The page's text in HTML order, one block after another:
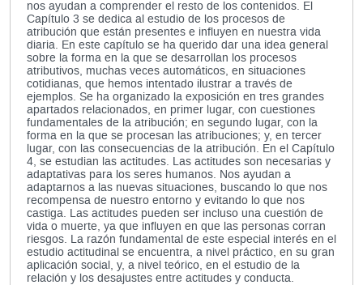
nos ayudan a comprender el resto de los contenidos. El
Capítulo 3 se dedica al estudio de los procesos de
atribución que están presentes e influyen en nuestra vida
diaria. En este capítulo se ha querido dar una idea general
sobre la forma en la que se desarrollan los procesos
atributivos, muchas veces automáticos, en situaciones
cotidianas, que hemos intentado ilustrar a través de
ejemplos. Se ha organizado la exposición en tres grandes
apartados relacionados, en primer lugar, con cuestiones
fundamentales de la atribución; en segundo lugar, con la
forma en la que se procesan las atribuciones; y, en tercer
lugar, con las consecuencias de la atribución. En el Capítulo
4, se estudian las actitudes. Las actitudes son necesarias y
adaptativas para los seres humanos. Nos ayudan a
adaptarnos a las nuevas situaciones, buscando lo que nos
recompensa de nuestro entorno y evitando lo que nos
castiga. Las actitudes pueden ser incluso una cuestión de
vida o muerte, ya que influyen en que las personas corran
riesgos. La razón fundamental de este especial interés en el
estudio actitudinal se encuentra, a nivel práctico, en su gran
aplicación social, y, a nivel teórico, en el estudio de la
relación y los desajustes entre actitudes y conducta.